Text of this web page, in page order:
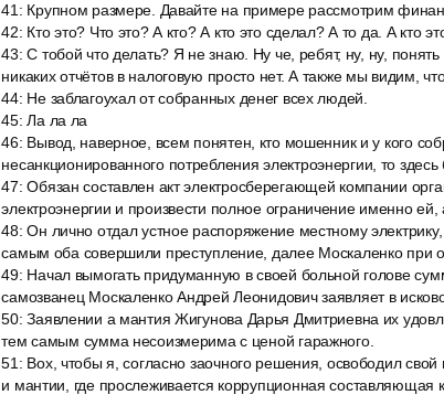
41 : Крупном размере. Давайте на примере рассмотрим
42: Кто это? Что это? А кто? А кто это сделал? А то да. А кто
43:С тобой что делать? Я не знаю. Ну че, ребят, ну, ну,
никаких отчётов в налоговую просто нет. А также мы видим,
44: Не заблагоухал от собранных денег всех людей.
45:Ла ла ла
46: Вывод, наверное, всем понятен, кто мошенник и у кого
несанкционированного потребления электроэнергии, то
47:Обязан составлен акт электросберегающей компании
электроэнергии и произвести полное ограничение именно
48:Он лично отдал устное распоряжение местному
самым оба совершили преступление, далее Москаленко при
49: Начал вымогать придуманную в своей больной голове
самозванец Москаленко Андрей Леонидович заявляет в
50:Заявлении а мантия Жигунова Дарья Дмитриевна их
тем самым сумма несоизмерима с ценой гаражного.
51 : Box, чтобы я, согласно заочного решения, освободил
и мантии, где прослеживается коррупционная составляющая